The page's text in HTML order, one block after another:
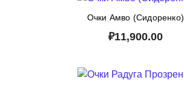
Очки Амво (Сидоренко)
₽11,900.00